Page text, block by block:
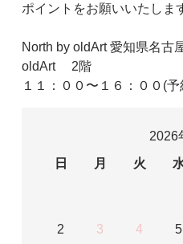
ポイントをお願いいたしま
North by oldArt 愛知県名古
oldArt 2階
１１：００〜１６：００(予
2026
日
月 火
2 3 4 5